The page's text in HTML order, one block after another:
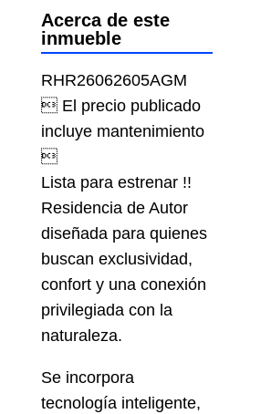
Acerca de este
inmueble
RHR26062605AGM
 El precio publicado
incluye mantenimiento

Lista para estrenar !!
Residencia de Autor
diseñada para quienes
buscan exclusividad,
confort y una conexión
privilegiada con la
naturaleza.
Se incorpora
tecnología inteligente,